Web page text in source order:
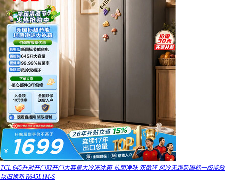
TCL 645升对开门双开门大容量大冷冻冰箱 抗菌净味 双循环 风冷无霜新国标一级能效
以旧换新 R645L1M-S